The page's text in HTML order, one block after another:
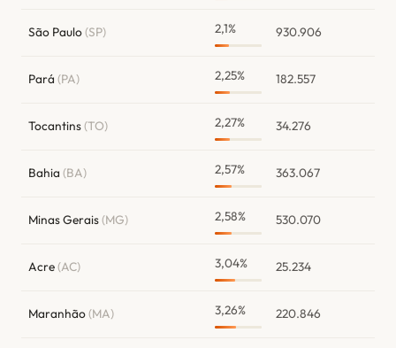
São Paulo(SP) 2,1% 930.906
Pará (PA) 2,25% 182.557
Tocantins(TO) 2,27% 34.276
Bahia (BA) 2,57% 363.067
Minas Gerais(MG) 2,58% 530.070
Acre(AC) 3,04% 25.234
Maranhão(MA) 3,26% 220.846